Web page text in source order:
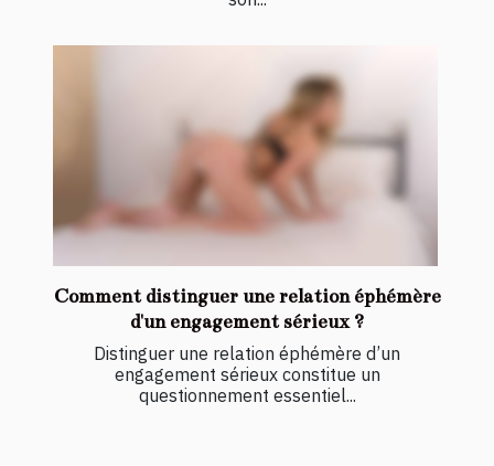
Comment distinguer une relation éphémère
d'un engagement sérieux ?
Distinguer une relation éphémère d’un
engagement sérieux constitue un
questionnement essentiel...